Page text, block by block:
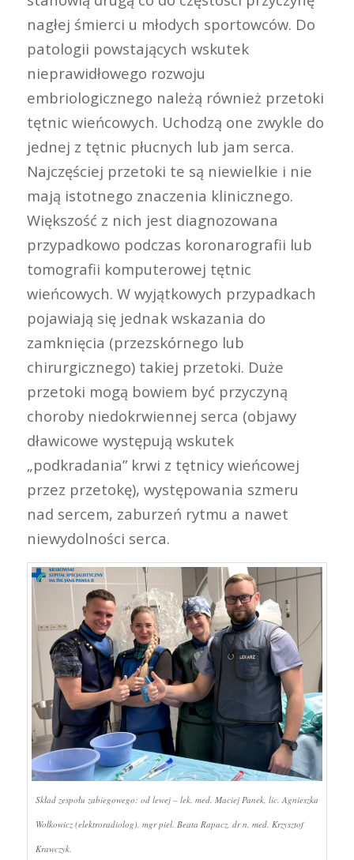
nagłej śmierci u młodych sportowców. Do
patologii powstających wskutek
nieprawidłowego rozwoju
embriologicznego należą również przetoki
tętnic wieńcowych. Uchodzą one zwykle do
jednej z tętnic płucnych lub jam serca.
Najczęściej przetoki te są niewielkie i nie
mają istotnego znaczenia klinicznego.
Większość z nich jest diagnozowana
przypadkowo podczas koronarografii lub
tomografii komputerowej tętnic
wieńcowych. W wyjątkowych przypadkach
pojawiają się jednak wskazania do
zamknięcia (przezskórnego lub
chirurgicznego) takiej przetoki. Duże
przetoki mogą bowiem być przyczyną
choroby niedokrwiennej serca (objawy
dławicowe występują wskutek
„podkradania” krwi z tętnicy wieńcowej
przez przetokę), występowania szmeru
nad sercem, zaburzeń rytmu a nawet
niewydolności serca.
Skład zespołu zabiegowego: od lewej – lek. med. Maciej Panek, lic. Agnieszka
Wołkowicz (elektroradiolog), mgr piel. Beata Rapacz, dr n. med. Krzysztof
Krawczyk.